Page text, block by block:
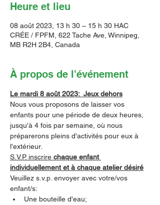
Heure et lieu
08 août 2023, 13 h 30 – 15 h 30 HAC
CRÉE / FPFM, 622 Tache Ave, Winnipeg,
MB R2H 2B4, Canada
À propos de l'événement
Le mardi 8 août 2023:  Jeux dehors
Nous vous proposons de laisser vos
enfants pour une période de deux heures,
jusqu'à 4 fois par semaine, où nous
préparerons pleins d'activités pour eux à
l'extérieur.
S.V.P. inscrire chaque enfant
individuellement et à chaque atelier désiré
Veuillez s.v.p. envoyer avec votre/vos
enfant/s:
Une bouteille d'eau;